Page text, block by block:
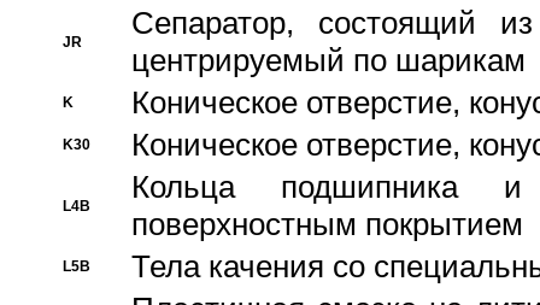
JR
Сепаратор, состоящий
центрируемый по шарикам
K Коническое отверстие,
K30 Коническое отверстие,
L4B
Кольца подшипника
поверхностным покрытием
L5B Тела качения со